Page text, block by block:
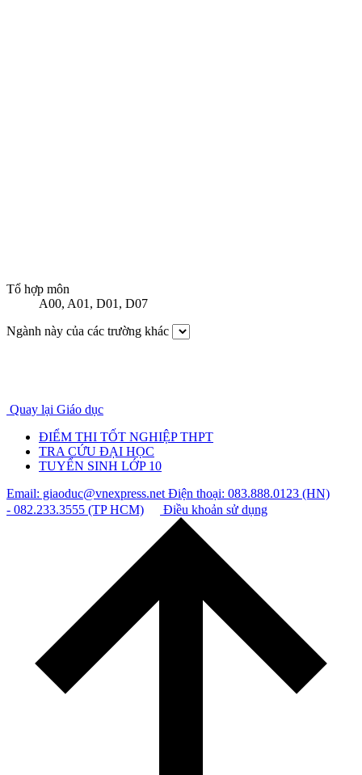
Tổ hợp môn
A00, A01, D01, D07
Ngành này của các trường khác
Quay lại Giáo dục
ĐIỂM THI TỐT NGHIỆP THPT
TRA CỨU ĐẠI HỌC
TUYỂN SINH LỚP 10
Email: giaoduc@vnexpress.netĐiện thoại: 083.888.0123 (HN)
- 082.233.3555 (TP HCM)
Điều khoản sử dụng